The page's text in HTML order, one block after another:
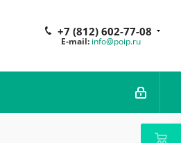
+7 (812) 602-77-08
E-mail: info@poip.ru